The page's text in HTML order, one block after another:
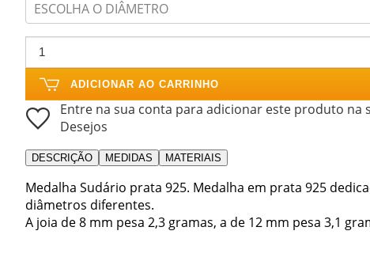
ESCOLHA O DIÂMETRO
ADICIONAR AO CARRINHO
Entre na sua conta para adicionar este produto na
Desejos
DESCRIÇÃO MEDIDAS MATERIAIS
Medalha Sudário prata 925. Medalha em prata 925
diâmetros diferentes.
A joia de 8 mm pesa 2,3 gramas, a de 12 mm pesa 3,1